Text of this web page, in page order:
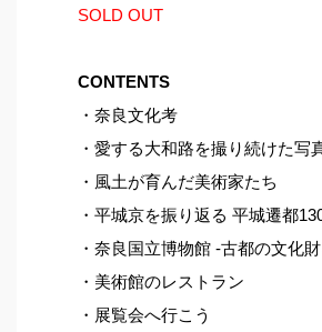
SOLD OUT
CONTENTS
・奈良文化考
・愛する大和路を撮り続けた写
・風土が育んだ美術家たち
・平城京を振り返る 平城遷都
・奈良国立博物館 -古都の文化
・美術館のレストラン
・展覧会へ行こう